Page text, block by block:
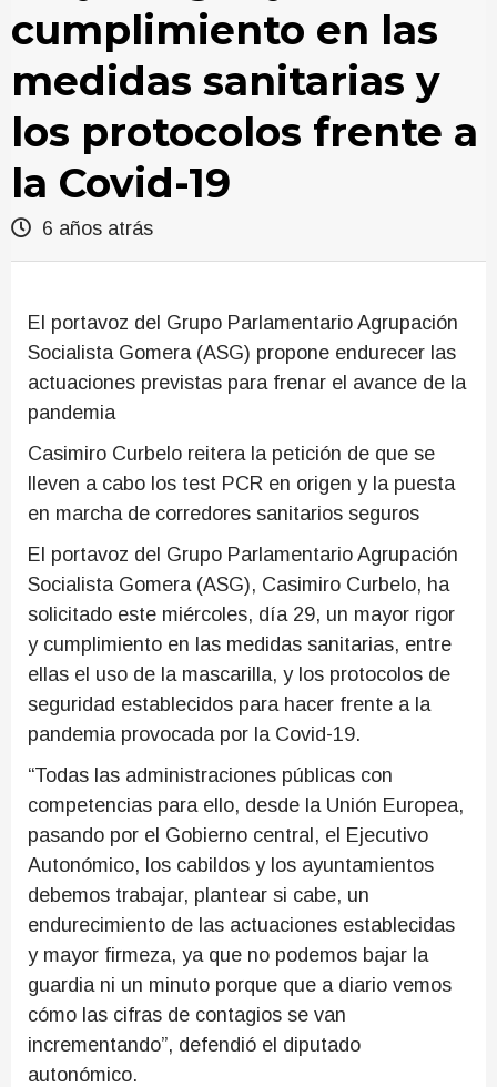
cumplimiento en las
medidas sanitarias y
los protocolos frente a
la Covid-19
6 años atrás
El portavoz del Grupo Parlamentario Agrupación
Socialista Gomera (ASG) propone endurecer las
actuaciones previstas para frenar el avance de la
pandemia
Casimiro Curbelo reitera la petición de que se
lleven a cabo los test PCR en origen y la puesta
en marcha de corredores sanitarios seguros
El portavoz del Grupo Parlamentario Agrupación
Socialista Gomera (ASG), Casimiro Curbelo, ha
solicitado este miércoles, día 29, un mayor rigor
y cumplimiento en las medidas sanitarias, entre
ellas el uso de la mascarilla, y los protocolos de
seguridad establecidos para hacer frente a la
pandemia provocada por la Covid-19.
“Todas las administraciones públicas con
competencias para ello, desde la Unión Europea,
pasando por el Gobierno central, el Ejecutivo
Autonómico, los cabildos y los ayuntamientos
debemos trabajar, plantear si cabe, un
endurecimiento de las actuaciones establecidas
y mayor firmeza, ya que no podemos bajar la
guardia ni un minuto porque que a diario vemos
cómo las cifras de contagios se van
incrementando”, defendió el diputado
autonómico.